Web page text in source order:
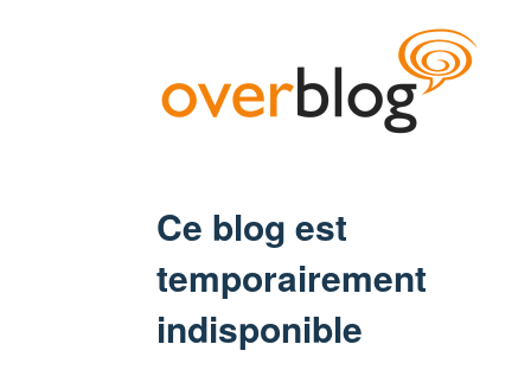
Ce blog est
temporairement
indisponible